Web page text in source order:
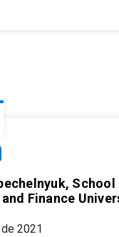
School
Finance
2021